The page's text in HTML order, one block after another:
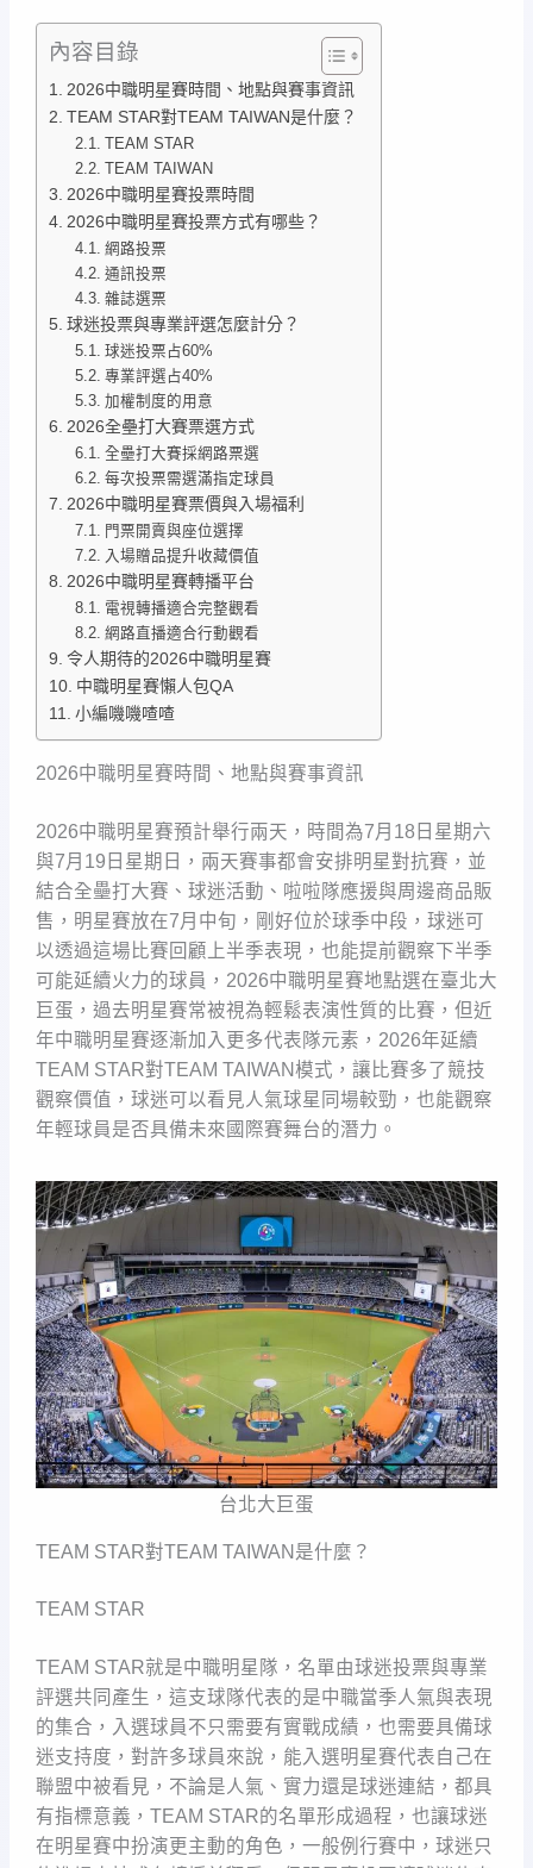
內容目錄
2026中職明星賽時間、地點與賽事資訊
TEAM STAR對TEAM TAIWAN是什麼？
TEAM STAR
TEAM TAIWAN
2026中職明星賽投票時間
2026中職明星賽投票方式有哪些？
網路投票
通訊投票
雜誌選票
球迷投票與專業評選怎麼計分？
球迷投票占60%
專業評選占40%
加權制度的用意
2026全壘打大賽票選方式
全壘打大賽採網路票選
每次投票需選滿指定球員
2026中職明星賽票價與入場福利
門票開賣與座位選擇
入場贈品提升收藏價值
2026中職明星賽轉播平台
電視轉播適合完整觀看
網路直播適合行動觀看
令人期待的2026中職明星賽
中職明星賽懶人包QA
小編嘰嘰喳喳
2026中職明星賽時間、地點與賽事資訊
2026中職明星賽預計舉行兩天，時間為7月18日星期六
與7月19日星期日，兩天賽事都會安排明星對抗賽，並
結合全壘打大賽、球迷活動、啦啦隊應援與周邊商品販
售，明星賽放在7月中旬，剛好位於球季中段，球迷可
以透過這場比賽回顧上半季表現，也能提前觀察下半季
可能延續火力的球員，2026中職明星賽地點選在臺北大
巨蛋，過去明星賽常被視為輕鬆表演性質的比賽，但近
年中職明星賽逐漸加入更多代表隊元素，2026年延續
TEAM STAR對TEAM TAIWAN模式，讓比賽多了競技
觀察價值，球迷可以看見人氣球星同場較勁，也能觀察
年輕球員是否具備未來國際賽舞台的潛力。
台北大巨蛋
TEAM STAR對TEAM TAIWAN是什麼？
TEAM STAR
TEAM STAR就是中職明星隊，名單由球迷投票與專業
評選共同產生，這支球隊代表的是中職當季人氣與表現
的集合，入選球員不只需要有實戰成績，也需要具備球
迷支持度，對許多球員來說，能入選明星賽代表自己在
聯盟中被看見，不論是人氣、實力還是球迷連結，都具
有指標意義，TEAM STAR的名單形成過程，也讓球迷
在明星賽中扮演更主動的角色，一般例行賽中，球迷只